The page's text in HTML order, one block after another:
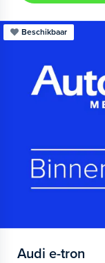
Beschikbaar
Audi e-tron